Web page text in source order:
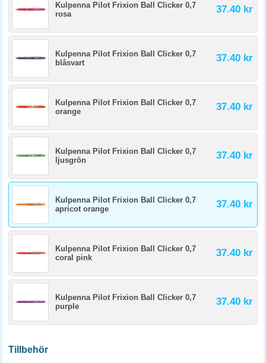
Kulpenna Pilot Frixion Ball Clicker 0,7
rosa
37.40 kr
Kulpenna Pilot Frixion Ball Clicker 0,7
blåsvart
37.40 kr
Kulpenna Pilot Frixion Ball Clicker 0,7
orange
37.40 kr
Kulpenna Pilot Frixion Ball Clicker 0,7
ljusgrön
37.40 kr
Kulpenna Pilot Frixion Ball Clicker 0,7
apricot orange
37.40 kr
Kulpenna Pilot Frixion Ball Clicker 0,7
coral pink
37.40 kr
Kulpenna Pilot Frixion Ball Clicker 0,7
purple
37.40 kr
Tillbehör